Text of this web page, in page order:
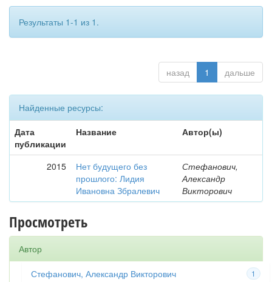
Результаты 1-1 из 1.
назад 1 дальше
Найденные ресурсы:
Дата
публикации
Название Автор(ы)
2015
Нет будущего без
прошлого: Лидия
Ивановна Збралевич
Стефанович,
Александр
Викторович
Просмотреть
Автор
1
Стефанович, Александр Викторович